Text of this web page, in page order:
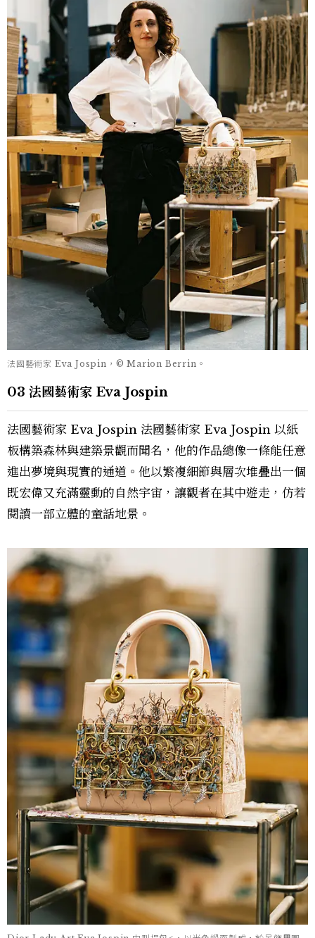
法國藝術家 Eva Jospin，© Marion Berrin。
03 法國藝術家 Eva Jospin
法國藝術家 Eva Jospin 法國藝術家 Eva Jospin 以紙
板構築森林與建築景觀而聞名，他的作品總像一條能任意
進出夢境與現實的通道。他以繁複細節與層次堆疊出一個
既宏偉又充滿靈動的自然宇宙，讓觀者在其中遊走，仿若
閱讀一部立體的童話地景。